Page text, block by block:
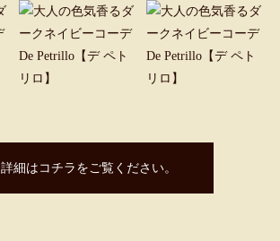
詳細はコチラをご覧ください。